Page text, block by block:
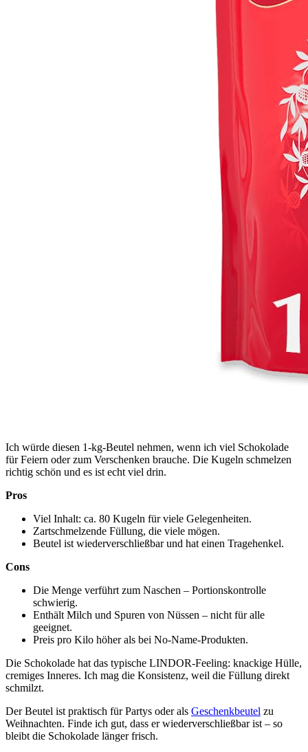
Ich würde diesen 1‑kg‑Beutel nehmen, wenn ich viel Schokolade
für Feiern oder zum Verschenken brauche. Die Kugeln schmelzen
richtig schön und es ist echt viel drin.
Pros
Viel Inhalt: ca. 80 Kugeln für viele Gelegenheiten.
Zartschmelzende Füllung, die viele mögen.
Beutel ist wiederverschließbar und hat einen Tragehenkel.
Cons
Die Menge verführt zum Naschen – Portionskontrolle
schwierig.
Enthält Milch und Spuren von Nüssen – nicht für alle
geeignet.
Preis pro Kilo höher als bei No‑Name-Produkten.
Die Schokolade hat das typische LINDOR-Feeling: knackige Hülle,
cremiges Inneres. Ich mag die Konsistenz, weil die Füllung direkt
schmilzt.
Der Beutel ist praktisch für Partys oder als Geschenkbeutel zu
Weihnachten. Finde ich gut, dass er wiederverschließbar ist – so
bleibt die Schokolade länger frisch.